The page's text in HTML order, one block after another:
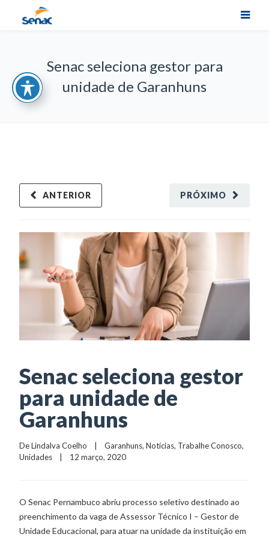
Senac seleciona gestor para
unidade de Garanhuns
PRÓXIMO
ANTERIOR
Senac seleciona gestor
para unidade de
Garanhuns
De Lindalva Coelho
    |
Garanhuns, Notícias, Trabalhe Conosco
Unidades
    |    12 março, 2020
O Senac Pernambuco abriu processo seletivo destinado ao
preenchimento da vaga de Assessor Técnico I – Gestor de
Unidade Educacional, para atuar na unidade da instituição em